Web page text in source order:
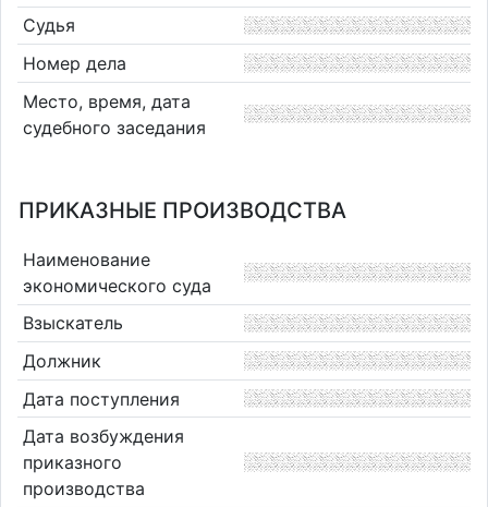
Судья
Номер дела
Место, время, дата
судебного заседания
ПРИКАЗНЫЕ ПРОИЗВОДСТВА
Наименование
экономического суда
Взыскатель
Должник
Дата поступления
Дата возбуждения
приказного
производства